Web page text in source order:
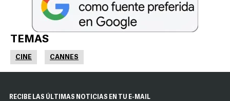
TEMAS
CINE CANNES
RECIBE LAS ÚLTIMAS NOTICIAS EN TU E-MAIL